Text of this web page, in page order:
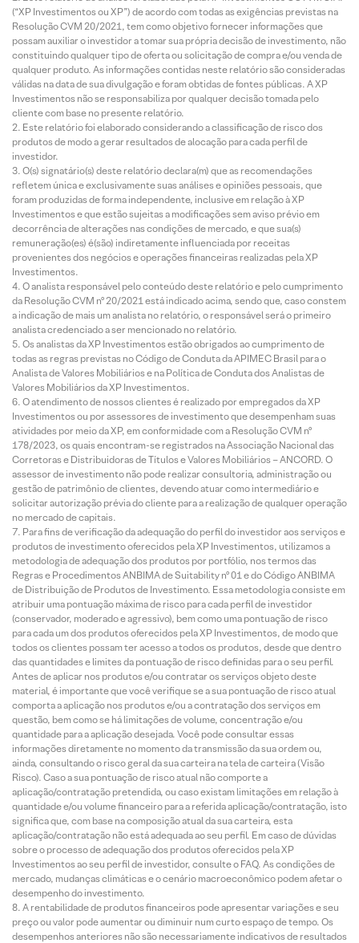
(“XP Investimentos ou XP”) de acordo com todas as exigências previstas na
Resolução CVM 20/2021, tem como objetivo fornecer informações que
possam auxiliar o investidor a tomar sua própria decisão de investimento, não
constituindo qualquer tipo de oferta ou solicitação de compra e/ou venda de
qualquer produto. As informações contidas neste relatório são consideradas
válidas na data de sua divulgação e foram obtidas de fontes públicas. A XP
Investimentos não se responsabiliza por qualquer decisão tomada pelo
cliente com base no presente relatório.
Este relatório foi elaborado considerando a classificação de risco dos
produtos de modo a gerar resultados de alocação para cada perfil de
investidor.
O(s) signatário(s) deste relatório declara(m) que as recomendações
refletem única e exclusivamente suas análises e opiniões pessoais, que
foram produzidas de forma independente, inclusive em relação à XP
Investimentos e que estão sujeitas a modificações sem aviso prévio em
decorrência de alterações nas condições de mercado, e que sua(s)
remuneração(es) é(são) indiretamente influenciada por receitas
provenientes dos negócios e operações financeiras realizadas pela XP
Investimentos.
O analista responsável pelo conteúdo deste relatório e pelo cumprimento
da Resolução CVM nº 20/2021 está indicado acima, sendo que, caso constem
a indicação de mais um analista no relatório, o responsável será o primeiro
analista credenciado a ser mencionado no relatório.
Os analistas da XP Investimentos estão obrigados ao cumprimento de
todas as regras previstas no Código de Conduta da APIMEC Brasil para o
Analista de Valores Mobiliários e na Política de Conduta dos Analistas de
Valores Mobiliários da XP Investimentos.
O atendimento de nossos clientes é realizado por empregados da XP
Investimentos ou por assessores de investimento que desempenham suas
atividades por meio da XP, em conformidade com a Resolução CVM nº
178/2023, os quais encontram-se registrados na Associação Nacional das
Corretoras e Distribuidoras de Títulos e Valores Mobiliários – ANCORD. O
assessor de investimento não pode realizar consultoria, administração ou
gestão de patrimônio de clientes, devendo atuar como intermediário e
solicitar autorização prévia do cliente para a realização de qualquer operação
no mercado de capitais.
Para fins de verificação da adequação do perfil do investidor aos serviços e
produtos de investimento oferecidos pela XP Investimentos, utilizamos a
metodologia de adequação dos produtos por portfólio, nos termos das
Regras e Procedimentos ANBIMA de Suitability nº 01 e do Código ANBIMA
de Distribuição de Produtos de Investimento. Essa metodologia consiste em
atribuir uma pontuação máxima de risco para cada perfil de investidor
(conservador, moderado e agressivo), bem como uma pontuação de risco
para cada um dos produtos oferecidos pela XP Investimentos, de modo que
todos os clientes possam ter acesso a todos os produtos, desde que dentro
das quantidades e limites da pontuação de risco definidas para o seu perfil.
Antes de aplicar nos produtos e/ou contratar os serviços objeto deste
material, é importante que você verifique se a sua pontuação de risco atual
comporta a aplicação nos produtos e/ou a contratação dos serviços em
questão, bem como se há limitações de volume, concentração e/ou
quantidade para a aplicação desejada. Você pode consultar essas
informações diretamente no momento da transmissão da sua ordem ou,
ainda, consultando o risco geral da sua carteira na tela de carteira (Visão
Risco). Caso a sua pontuação de risco atual não comporte a
aplicação/contratação pretendida, ou caso existam limitações em relação à
quantidade e/ou volume financeiro para a referida aplicação/contratação, isto
significa que, com base na composição atual da sua carteira, esta
aplicação/contratação não está adequada ao seu perfil. Em caso de dúvidas
sobre o processo de adequação dos produtos oferecidos pela XP
Investimentos ao seu perfil de investidor, consulte o FAQ. As condições de
mercado, mudanças climáticas e o cenário macroeconômico podem afetar o
desempenho do investimento.
A rentabilidade de produtos financeiros pode apresentar variações e seu
preço ou valor pode aumentar ou diminuir num curto espaço de tempo. Os
desempenhos anteriores não são necessariamente indicativos de resultados